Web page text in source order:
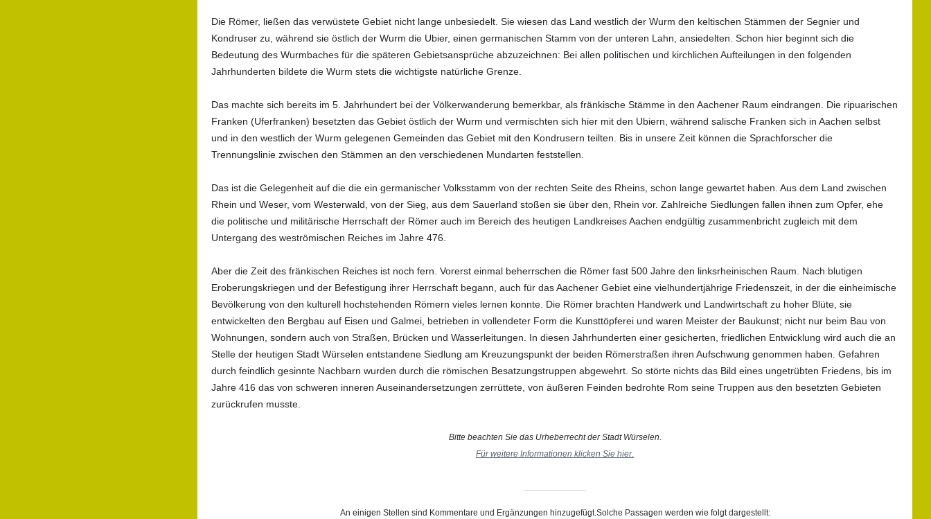
Die Römer, ließen das verwüstete Gebiet nicht lange unbesiedelt. Sie wiesen das Land westlich der Wurm den keltischen Stämmen der Segnier und
Kondruser zu, während sie östlich der Wurm die Ubier, einen germanischen Stamm von der unteren Lahn, ansiedelten. Schon hier beginnt sich die
Bedeutung des Wurmbaches für die späteren Gebietsansprüche abzuzeichnen: Bei allen politischen und kirchlichen Aufteilungen in den folgenden
Jahrhunderten bildete die Wurm stets die wichtigste natürliche Grenze.
Das machte sich bereits im 5. Jahrhundert bei der Völkerwanderung bemerkbar, als fränkische Stämme in den Aachener Raum eindrangen. Die ripuarischen
Franken (Uferfranken) besetzten das Gebiet östlich der Wurm und vermischten sich hier mit den Ubiern, während salische Franken sich in Aachen selbst
und in den westlich der Wurm gelegenen Gemeinden das Gebiet mit den Kondrusern teilten. Bis in unsere Zeit können die Sprachforscher die
Trennungslinie zwischen den Stämmen an den verschiedenen Mundarten feststellen.
Das ist die Gelegenheit auf die die ein germanischer Volksstamm von der rechten Seite des Rheins, schon lange gewartet haben. Aus dem Land zwischen
Rhein und Weser, vom Westerwald, von der Sieg, aus dem Sauerland stoßen sie über den, Rhein vor. Zahlreiche Siedlungen fallen ihnen zum Opfer, ehe
die politische und militärische Herrschaft der Römer auch im Bereich des heutigen Landkreises Aachen endgültig zusammenbricht zugleich mit dem
Untergang des weströmischen Reiches im Jahre 476.
Aber die Zeit des fränkischen Reiches ist noch fern. Vorerst einmal beherrschen die Römer fast 500 Jahre den linksrheinischen Raum. Nach blutigen
Eroberungskriegen und der Befestigung ihrer Herrschaft begann, auch für das Aachener Gebiet eine vielhundertjährige Friedenszeit, in der die einheimische
Bevölkerung von den kulturell hochstehenden Römern vieles lernen konnte. Die Römer brachten Handwerk und Landwirtschaft zu hoher Blüte, sie
entwickelten den Bergbau auf Eisen und Galmei, betrieben in vollendeter Form die Kunsttöpferei und waren Meister der Baukunst; nicht nur beim Bau von
Wohnungen, sondern auch von Straßen, Brücken und Wasserleitungen. In diesen Jahrhunderten einer gesicherten, friedlichen Entwicklung wird auch die an
Stelle der heutigen Stadt Würselen entstandene Siedlung am Kreuzungspunkt der beiden Römerstraßen ihren Aufschwung genommen haben. Gefahren
durch feindlich gesinnte Nachbarn wurden durch die römischen Besatzungstruppen abgewehrt. So störte nichts das Bild eines ungetrübten Friedens, bis im
Jahre 416 das von schweren inneren Auseinandersetzungen zerrüttete, von äußeren Feinden bedrohte Rom seine Truppen aus den besetzten Gebieten
zurückrufen musste.
Bitte beachten Sie das Urheberrecht der Stadt Würselen.
Für weitere Informationen klicken Sie hier.
An einigen Stellen sind Kommentare und Ergänzungen hinzugefügt.Solche Passagen werden wie folgt dargestellt: